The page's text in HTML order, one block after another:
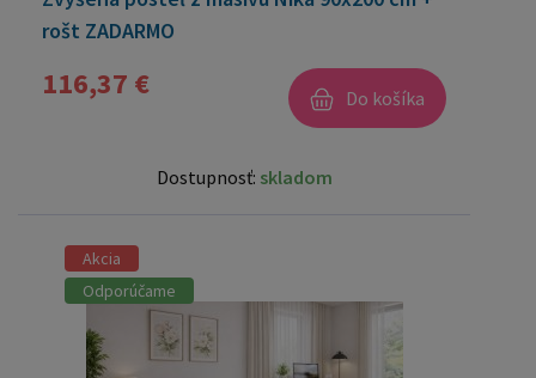
rošt ZADARMO
116,37 € Do košíka
Dostupnosť: skladom
Akcia
Odporúčame